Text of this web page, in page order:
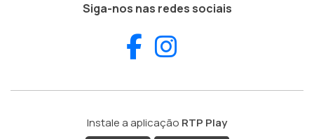
Siga-nos nas redes sociais
Facebook
Instale a aplicação RTP Play